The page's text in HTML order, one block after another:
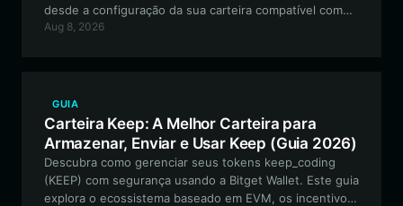
desde a configuração da sua carteira compatível com
EVM segura até a participação no ecossistema Jungle
Aug 8, 2026
GUIA
Carteira Keep: A Melhor Carteira para
Armazenar, Enviar e Usar Keep (Guia 2026)
Descubra como gerenciar seus tokens keep_coding
(KEEP) com segurança usando a Bitget Wallet. Este guia
explora o ecossistema baseado em EVM, os incentivos